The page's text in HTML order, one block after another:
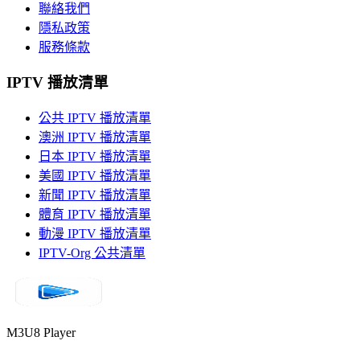
聯絡我們
隱私政策
服務條款
IPTV 播放清單
公共 IPTV 播放清單
澳洲 IPTV 播放清單
日本 IPTV 播放清單
美國 IPTV 播放清單
新聞 IPTV 播放清單
體育 IPTV 播放清單
動漫 IPTV 播放清單
IPTV-Org 公共清單
M3U8 Player